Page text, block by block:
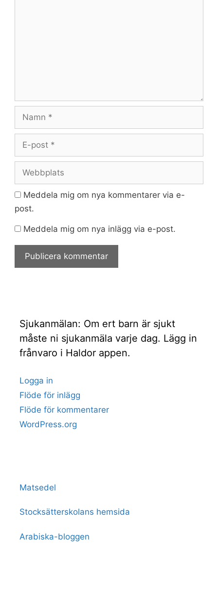
post
Meddela mig om nya kommentarer via e-
post.
Meddela mig om nya inlägg via e-post.
Sjukanmälan: Om ert barn är sjukt
måste ni sjukanmäla varje dag. Lägg in
frånvaro i Haldor appen.
Logga in
Flöde för inlägg
Flöde för kommentarer
WordPress.org
Matsedel
Stocksätterskolans hemsida
Arabiska-bloggen